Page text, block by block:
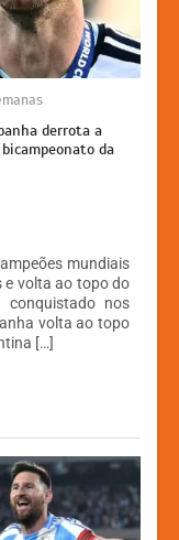
derrota a
da
mundiais
e volta ao topo do
nos
volta ao topo
[…]